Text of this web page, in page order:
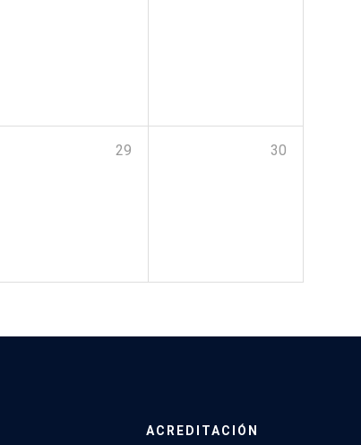
29 30
ACREDITACIÓN